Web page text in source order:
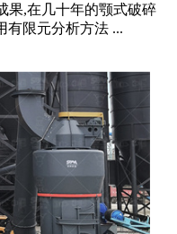
果,在几十年的颚式破碎
有限元分析方法 ...